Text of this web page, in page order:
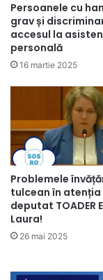
Persoanele cu
grav și
accesul la
personală
16 martie 2025
Problemele
tulcean în
deputat TOADER
Laura!
26 mai 2025